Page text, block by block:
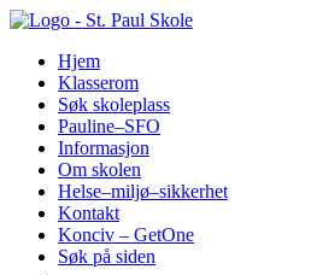
Hopp
innholdHjem
Klasserom
Søk skoleplass
Pauline–SFO
Informasjon
Om skolen
Helse–miljø–sikkerhet
Kontakt
Konciv – GetOne
Søk på siden